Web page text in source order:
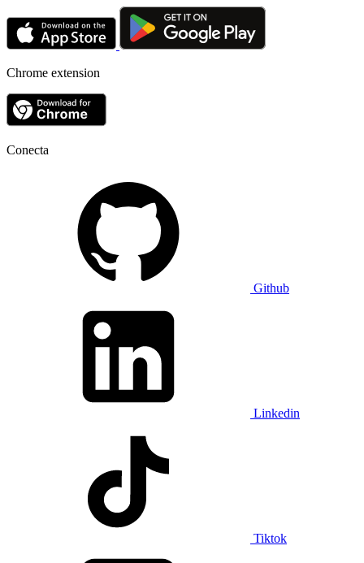
Chrome extension
Conecta
Github
Linkedin
Tiktok